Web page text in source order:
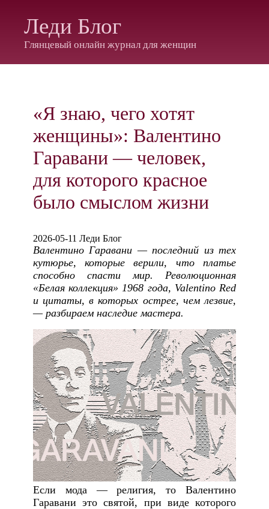
Леди Блог
Глянцевый онлайн журнал для женщин
«Я знаю, чего хотят
женщины»: Валентино
Гаравани — человек,
для которого красное
было смыслом жизни
2026-05-11 Леди Блог
Валентино Гаравани — последний из тех
кутюрье, которые верили, что платье
способно спасти мир. Революционная
«Белая коллекция» 1968 года, Valentino Red
и цитаты, в которых острее, чем лезвие,
— разбираем наследие мастера.
Если мода — религия, то Валентино
Гаравани это святой, при виде которого